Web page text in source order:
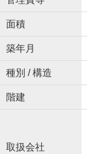
面積
築年月
種別 / 構造
階建
取扱会社